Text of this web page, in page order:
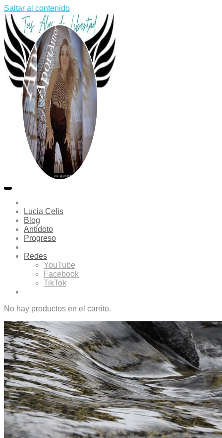
Saltar al contenido
Lucia Celis
Blog
Antídoto
Progreso
Redes
YouTube
Facebook
TikTok
No hay productos en el carrito.